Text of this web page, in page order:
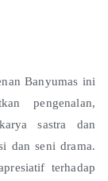
Banyumas ini
pengenalan,
sastra dan
dan seni drama.
terhadap